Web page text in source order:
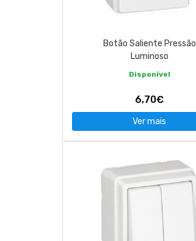
Botão Saliente Pressão
Luminoso
Disponível
6,70€
Ver mais